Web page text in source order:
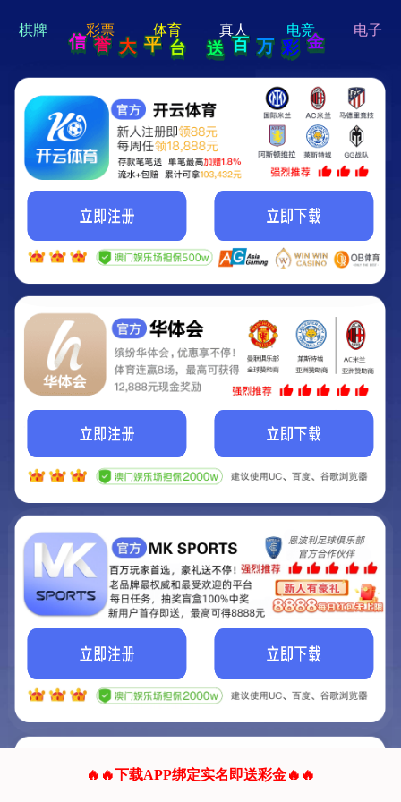
hi 💗
Hey Guys!
我们即将上线啦...
我们的网站正在建设.
它将是非常棒的网站.
联系我们!